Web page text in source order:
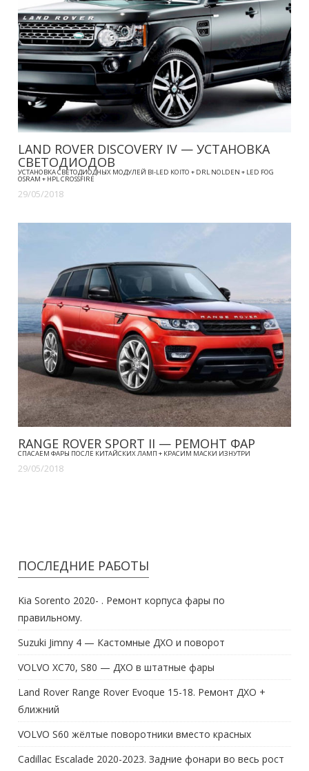
LAND ROVER DISCOVERY IV — УСТАНОВКА
СВЕТОДИОДОВ
УСТАНОВКА СВЕТОДИОДНЫХ МОДУЛЕЙ BI-LED KOITO + DRL NOLDEN + LED FOG
OSRAM + HPL CROSSFIRE
29/05/2018
RANGE ROVER SPORT II — РЕМОНТ ФАР
СПАСАЕМ ФАРЫ ПОСЛЕ КИТАЙСКИХ ЛАМП + КРАСИМ МАСКИ ИЗНУТРИ
29/05/2018
ПОСЛЕДНИЕ РАБОТЫ
Kia Sorento 2020- . Ремонт корпуса фары по
правильному.
Suzuki Jimny 4 — Кастомные ДХО и поворот
VOLVO XC70, S80 — ДХО в штатные фары
Land Rover Range Rover Evoque 15-18. Ремонт ДХО +
ближний
VOLVO S60 жёлтые поворотники вместо красных
Cadillac Escalade 2020-2023. Задние фонари во весь рост